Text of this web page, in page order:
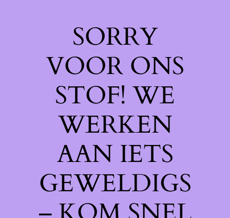
SORRY
VOOR ONS
STOF! WE
WERKEN
AAN IETS
GEWELDIGS